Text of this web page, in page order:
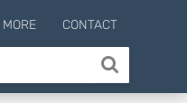
MORE CONTACT